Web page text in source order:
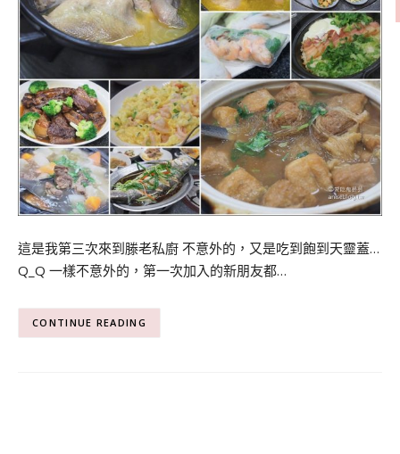
這是我第三次來到滕老私廚 不意外的，又是吃到飽到天靈蓋…
Q_Q 一樣不意外的，第一次加入的新朋友都…
CONTINUE READING